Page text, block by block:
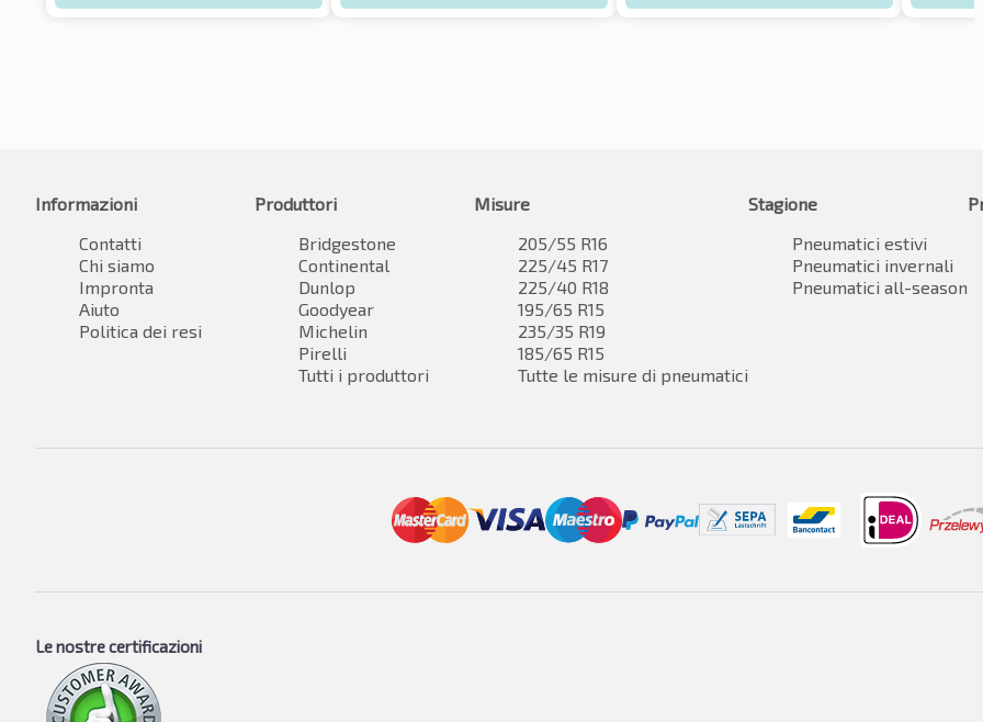
Informazioni
Contatti
Chi siamo
Impronta
Aiuto
Politica dei resi
Produttori
Bridgestone
Continental
Dunlop
Goodyear
Michelin
Pirelli
Tutti i produttori
Misure
205/55 R16
225/45 R17
225/40 R18
195/65 R15
235/35 R19
185/65 R15
Tutte le misure di pneumatici
Stagione
Pneumatici estivi
Pneumatici invernali
Pneumatici all-season
Le nostre certificazioni